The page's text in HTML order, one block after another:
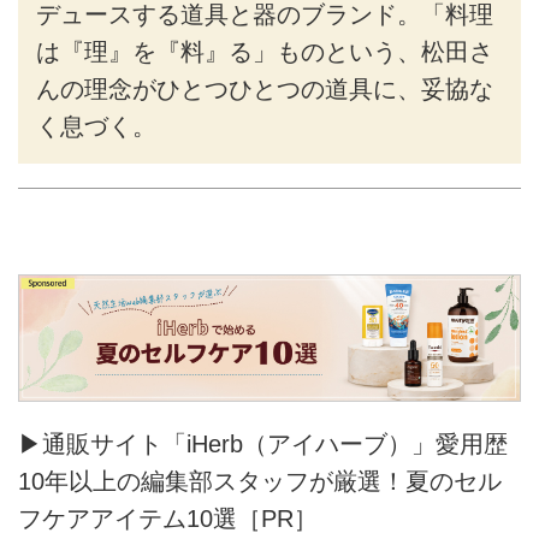
デュースする道具と器のブランド。「料理
は『理』を『料』る」ものという、松田さ
んの理念がひとつひとつの道具に、妥協な
く息づく。
▶通販サイト「iHerb（アイハーブ）」愛用歴
10年以上の編集部スタッフが厳選！夏のセル
フケアアイテム10選［PR］